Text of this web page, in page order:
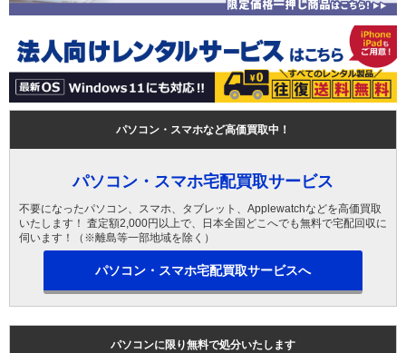
パソコン・スマホなど高価買取中！
パソコン・スマホ宅配買取サービス
不要になったパソコン、スマホ、タブレット、Applewatchなどを高価買取
いたします！ 査定額2,000円以上で、日本全国どこへでも無料で宅配回収に
伺います！（※離島等一部地域を除く）
パソコン・スマホ宅配買取サービスへ
パソコンに限り無料で処分いたします